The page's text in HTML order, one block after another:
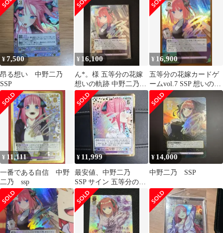
中野 二乃
¥7,500
昂る想い 中野二乃
SSP
¥ 16,100
ん*。様 五等分の花嫁
想いの軌跡 中野二乃
SSP
¥ 16,900
五等分の花嫁カードゲ
ームvol.7 SSP 想いの軌
跡 中野二乃
¥ 11,111
一番である自信 中野
二乃 ssp
¥ 11,999
最安値、中野二乃
SSP サイン 五等分の花
嫁 GYC-BP7-008P
¥ 14,000
中野二乃 SSP